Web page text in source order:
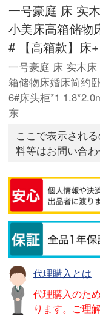
一号豪庭 床 实
小美床高箱储物
# 【高箱款】床
一号豪庭 床 实木
箱储物床婚床简约
6#床头柜*1
东
ここで表示され
料等はお問い合
代理購入とは
代理購入のた
ります。ご理